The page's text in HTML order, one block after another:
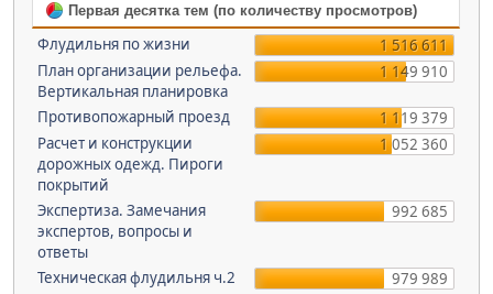
Первая десятка тем (по количеству просмотров)
Флудильня по жизни
1 516 611
План организации рельефа.
Вертикальная планировка
1 149 910
Противопожарный проезд
1 119 379
Расчет и конструкции
дорожных одежд. Пироги
покрытий
1 052 360
Экспертиза. Замечания
экспертов, вопросы и
ответы
992 685
Техническая флудильня ч.2
979 989